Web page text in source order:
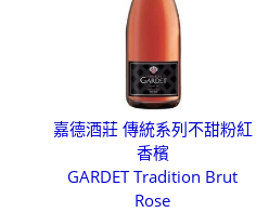
嘉德酒莊 傳統系列不甜粉紅
香檳
GARDET Tradition Brut
Rose